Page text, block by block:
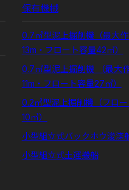
保有機械
0.7㎥型泥上掘削機（最大
13m・フロート容量42㎥）
0.7㎥型泥上掘削機 （最大
11m・フロート容量27㎥）
0.2㎥型泥上掘削機（フロ
10㎥）
小型組立式バックホウ浚渫
小型組立式土運搬船